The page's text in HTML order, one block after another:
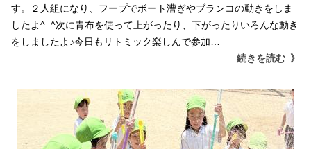
す。２人組になり、フープでボート漕ぎやブランコの動きをしま
したよ^_^次に青布を使って上がったり、下がったりいろんな動き
をしましたよ♪今日もリトミック楽しんで参加…
続きを読む